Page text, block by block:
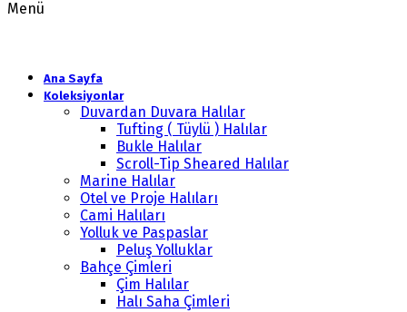
Menü
Ana Sayfa
Koleksiyonlar
Duvardan Duvara Halılar
Tufting ( Tüylü ) Halılar
Bukle Halılar
Scroll-Tip Sheared Halılar
Marine Halılar
Otel ve Proje Halıları
Cami Halıları
Yolluk ve Paspaslar
Peluş Yolluklar
Bahçe Çimleri
Çim Halılar
Halı Saha Çimleri